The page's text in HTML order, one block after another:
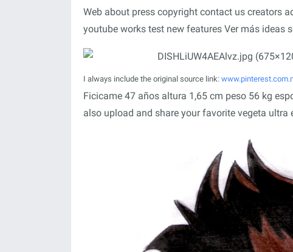
Web about press copyright contact us creators
youtube works test new features Ver más ideas
I always include the original source link:
Ficicame 47 años altura 1,65 cm peso 56 kg
also upload and share your favorite vegeta ultra